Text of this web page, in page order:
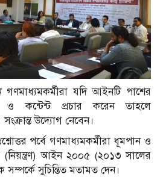
যদি আইনটি পাশের
কন্টেন্ট প্রচার করেন তাহলে
উদ্যোগ নেবেন।
পর্বে গণমাধ্যমকর্মীরা ধূমপান ও
(নিয়ন্ত্রণ) আইন ২০০৫ (২০১৩ সালের
সম্পর্কে সুচিন্তিত মতামত দেন।